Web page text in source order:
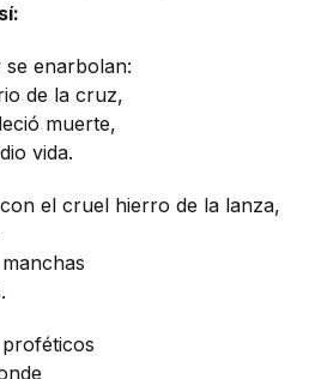
se enarbolan:
de la cruz,
muerte,
vida.
el cruel hierro de la lanza,